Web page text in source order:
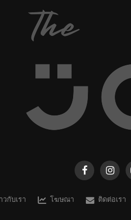
Instagram @vvnjoo โดยคุณเ
สร้างตัวอักษรเหล่านี้ เพื่อแสด
อยู่ตัวคนเดียว ซึ่งตัวอักษรทั้งห
วกับเรา โฆษณา ติดต่อเรา